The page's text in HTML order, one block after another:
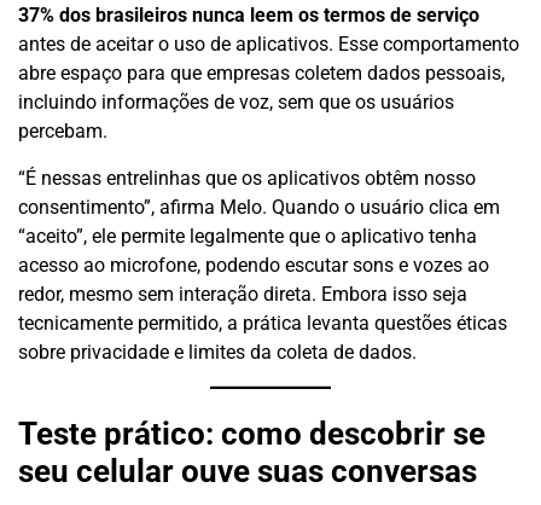
37% dos brasileiros nunca leem os termos de serviço
antes de aceitar o uso de aplicativos. Esse comportamento
abre espaço para que empresas coletem dados pessoais,
incluindo informações de voz, sem que os usuários
percebam.
“É nessas entrelinhas que os aplicativos obtêm nosso
consentimento”, afirma Melo. Quando o usuário clica em
“aceito”, ele permite legalmente que o aplicativo tenha
acesso ao microfone, podendo escutar sons e vozes ao
redor, mesmo sem interação direta. Embora isso seja
tecnicamente permitido, a prática levanta questões éticas
sobre privacidade e limites da coleta de dados.
Teste prático: como descobrir se
seu celular ouve suas conversas